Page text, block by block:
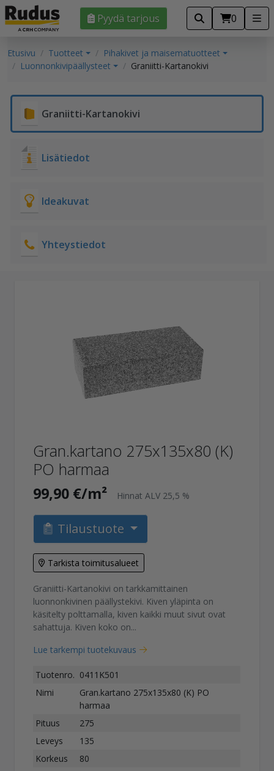
Pyydä tarjous 0
Etusivu Tuotteet
Pihakivet ja maisematuotteet
Luonnonkivipäällysteet
Graniitti-Kartanokivi
Graniitti-Kartanokivi
Lisätiedot
Ideakuvat
Yhteystiedot
Gran.kartano 275x135x80 (K)
PO harmaa
99,90 €/m² Hinnat ALV 25,5 %
Tilaustuote
Tarkista toimitusalueet
Graniitti-Kartanokivi on tarkkamittainen
luonnonkivinen päällystekivi. Kiven yläpinta on
käsitelty polttamalla, kiven kaikki muut sivut ovat
sahattuja. Kiven koko on...
Lue tarkempi tuotekuvaus
Tuotenro. 0411K501
Nimi
Gran.kartano 275x135x80 (K) PO
harmaa
Pituus
275
Leveys
135
Korkeus
80